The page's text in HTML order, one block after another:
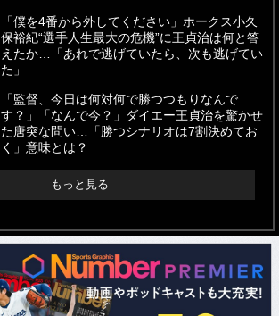
「僕を4番から外してください」ホークス小久
保裕紀“選手人生最大の危機”に王貞治は何と答
えたか…「あれで逃げていたら、次も逃げてい
た」
「監督、今日は何対何で勝つつもりなんで
す？」「なんで今？」ダイエー王貞治を驚かせ
た唐突な問い…「勝つシナリオは7割決めてお
く」意味とは？
もっと見る